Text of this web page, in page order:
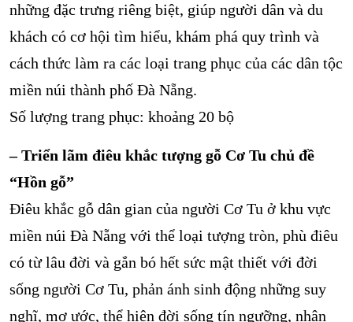
những đặc trưng riêng biệt, giúp người dân và du
khách có cơ hội tìm hiểu, khám phá quy trình và
cách thức làm ra các loại trang phục của các dân tộc
miền núi thành phố Đà Nẵng.
Số lượng trang phục: khoảng 20 bộ
– Triển lãm điêu khắc tượng gỗ Cơ Tu chủ đề
“Hồn gỗ”
Điêu khắc gỗ dân gian của người Cơ Tu ở khu vực
miền núi Đà Nẵng với thể loại tượng tròn, phù điêu
có từ lâu đời và gắn bó hết sức mật thiết với đời
sống người Cơ Tu, phản ánh sinh động những suy
nghĩ, mơ ước, thể hiện đời sống tín ngưỡng, nhân